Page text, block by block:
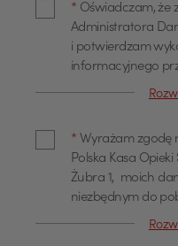
* Oświadczam, że
Administratora
i potwierdzam
informacyjnego
zgodnie z
w związku z
i w sprawie
oraz uchylenia
* Wyrażam zgodę
Polska Kasa Opieki
Żubra 1, moich
niezbędnym do